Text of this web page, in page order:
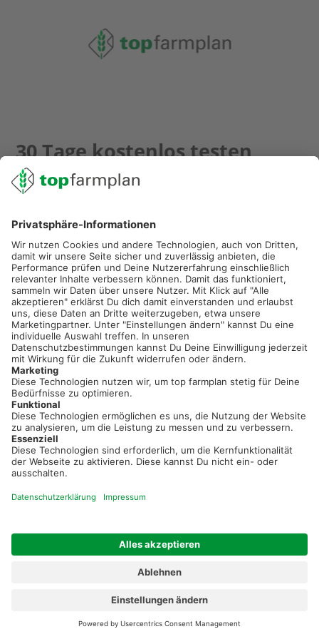
30 Tage kostenlos testen
Starte jetzt mit deinem digitalen Agrarbüro!
E-Mail-Adresse
Passwort
Mindestens 8 Zeichen.
Ich habe dieWiderrufsbelehrung,
Datenschutzbestimmungen
Haftungsausschlussgelesen und akzeptiere diese.
Du hast schon ein Benutzerkonto?
AGBDatenschutzImpressum